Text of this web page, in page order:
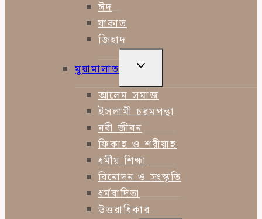
ঈদ
যাকাত
জিহাদ
মুয়ামালাত
TOGGLE
MENU
আলেম সমাজ
ইসলামী চরমপন্থা
নবী জীবন
ফিকাহ ও শরীয়াহ
ধর্মীয় শিক্ষা
বিনোদন ও সংস্কৃতি
ধর্মবাদিতা
উত্তরাধিকার